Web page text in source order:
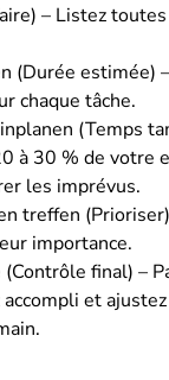
– Listez
(Durée estimée)
chaque tâche.
(Temps
à 30 % de votre
les imprévus.
treffen
importance.
final) –
accompli et